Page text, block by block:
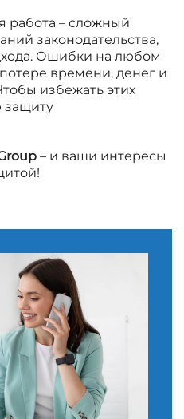
работа – сложный
законодательства,
Ошибки на любом
времени, денег и
избежать этих
защиту
– и ваши интересы